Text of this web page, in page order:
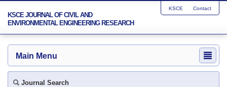
KSCE JOURNAL OF CIVIL AND
ENVIRONMENTAL ENGINEERING RESEARCH
KSCE Contact
Main Menu
Journal Search